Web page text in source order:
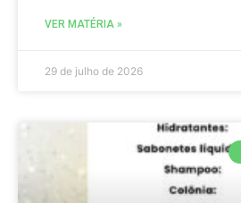
VER MATÉRIA »
29 de julho de 2026